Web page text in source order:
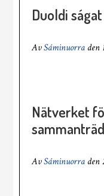
Duoldi ságat
AvSáminuorra den
Nätverket
AvSáminuorra den